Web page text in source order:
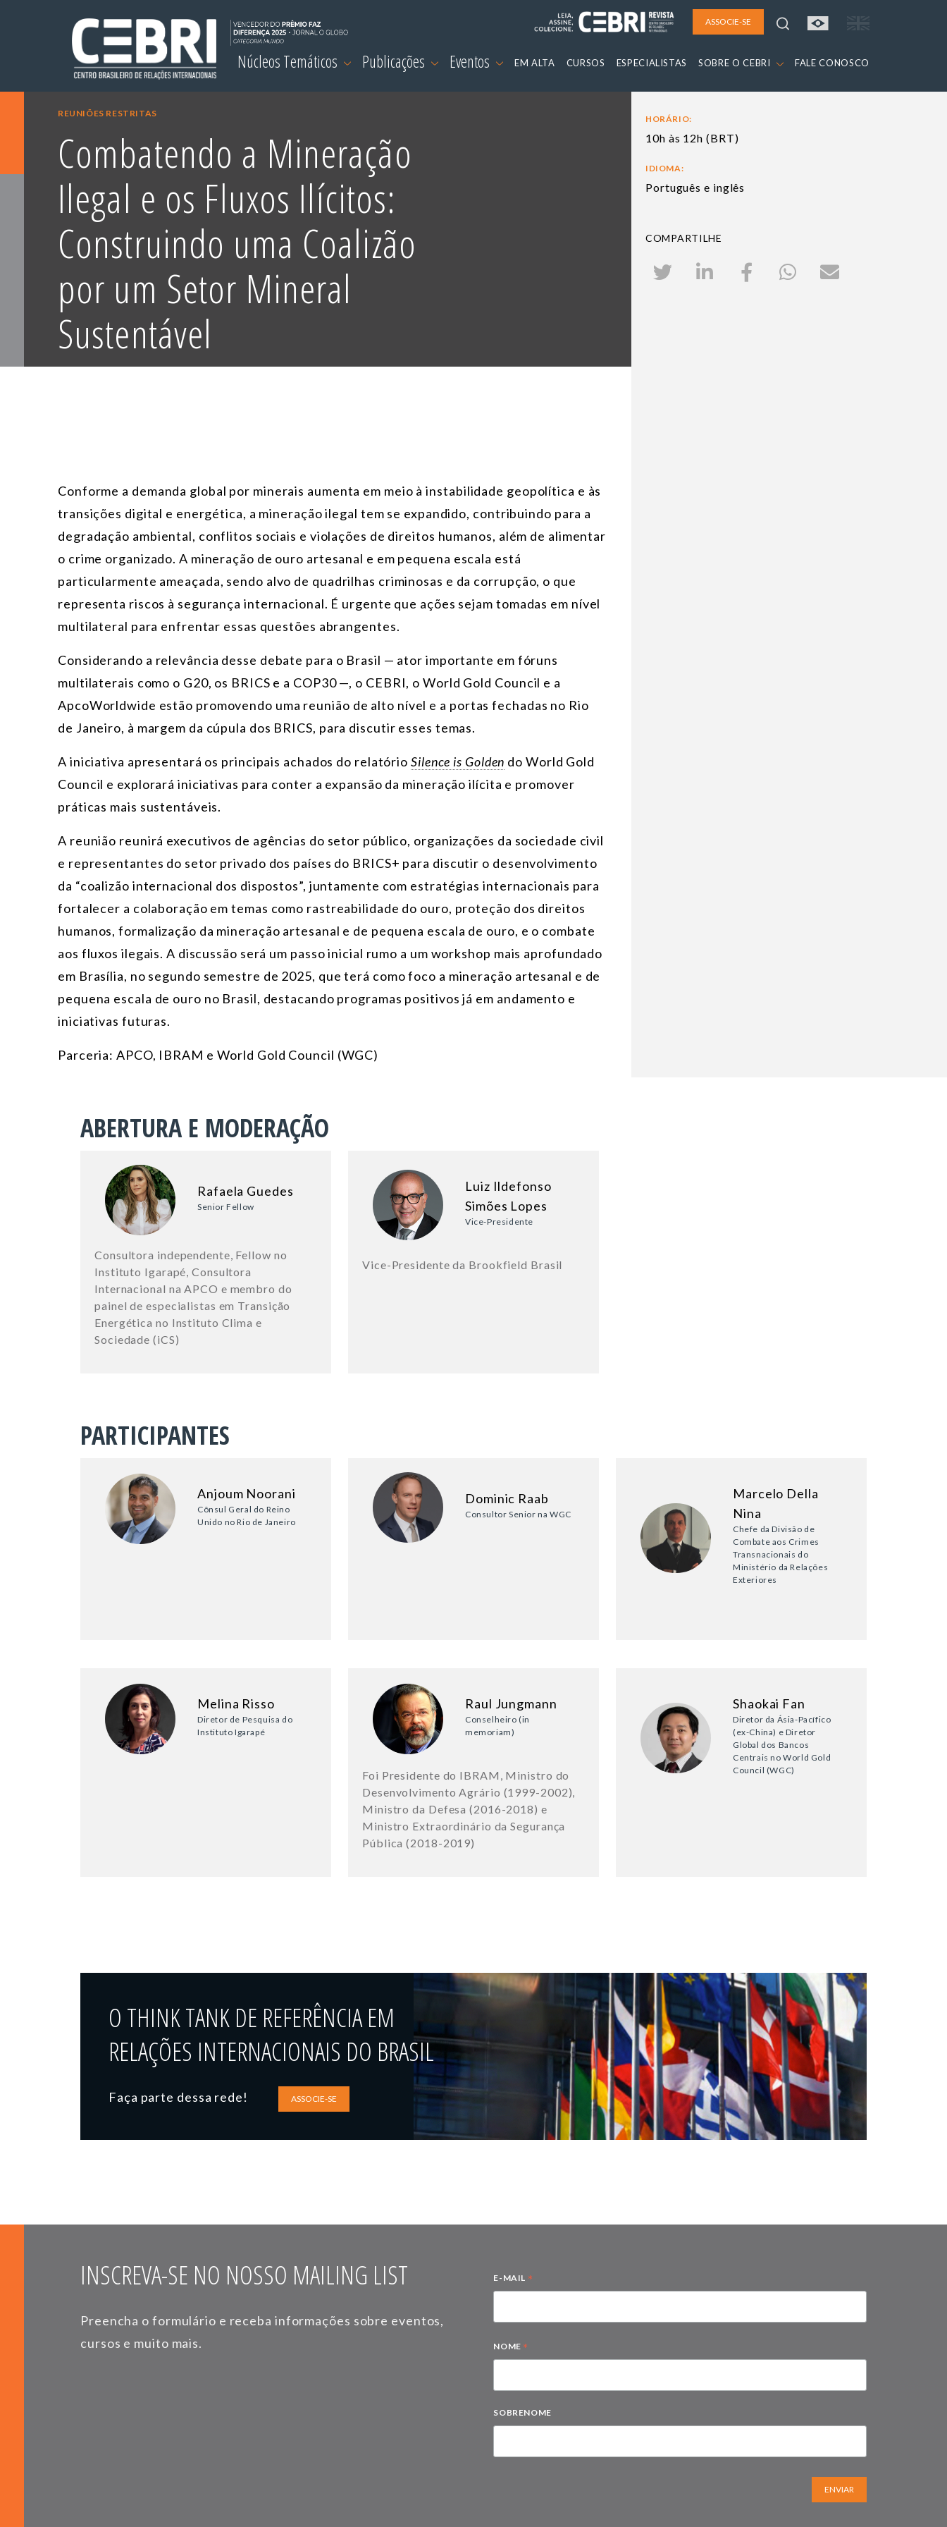
ASSOCIE-SE
Núcleos Temáticos Publicações Eventos EM ALTA CURSOS ESPECIALISTAS SOBRE O CEBRI FALE CONOSCO
REUNIÕES RESTRITAS
Combatendo a Mineração
Ilegal e os Fluxos Ilícitos:
Construindo uma Coalizão
por um Setor Mineral
Sustentável
Conforme a demanda global por minerais aumenta em meio à instabilidade geopolítica e às
transições digital e energética, a mineração ilegal tem se expandido, contribuindo para a
degradação ambiental, conflitos sociais e violações de direitos humanos, além de alimentar
o crime organizado. A mineração de ouro artesanal e em pequena escala está
particularmente ameaçada, sendo alvo de quadrilhas criminosas e da corrupção, o que
representa riscos à segurança internacional. É urgente que ações sejam tomadas em nível
multilateral para enfrentar essas questões abrangentes.
Considerando a relevância desse debate para o Brasil — ator importante em fóruns
multilaterais como o G20, os BRICS e a COP30 —, o CEBRI, o World Gold Council e a
ApcoWorldwide estão promovendo uma reunião de alto nível e a portas fechadas no Rio
de Janeiro, à margem da cúpula dos BRICS, para discutir esses temas.
A iniciativa apresentará os principais achados do relatório Silence is Golden do World Gold
Council e explorará iniciativas para conter a expansão da mineração ilícita e promover
práticas mais sustentáveis.
A reunião reunirá executivos de agências do setor público, organizações da sociedade civil
e representantes do setor privado dos países do BRICS+ para discutir o desenvolvimento
da “coalizão internacional dos dispostos”, juntamente com estratégias internacionais para
fortalecer a colaboração em temas como rastreabilidade do ouro, proteção dos direitos
humanos, formalização da mineração artesanal e de pequena escala de ouro, e o combate
aos fluxos ilegais. A discussão será um passo inicial rumo a um workshop mais aprofundado
em Brasília, no segundo semestre de 2025, que terá como foco a mineração artesanal e de
pequena escala de ouro no Brasil, destacando programas positivos já em andamento e
iniciativas futuras.
Parceria: APCO, IBRAM e World Gold Council (WGC)
HORÁRIO:
10h às 12h (BRT)
IDIOMA:
Português e inglês
COMPARTILHE
ABERTURA E MODERAÇÃO
Rafaela Guedes
Senior Fellow
Consultora independente, Fellow no
Instituto Igarapé, Consultora
Internacional na APCO e membro do
painel de especialistas em Transição
Energética no Instituto Clima e
Sociedade (iCS)
Luiz Ildefonso
Simões Lopes
Vice-Presidente
Vice-Presidente da Brookfield Brasil
PARTICIPANTES
Anjoum Noorani
Cônsul Geral do Reino
Unido no Rio de Janeiro
Dominic Raab
Consultor Senior na WGC
Marcelo Della
Nina
Chefe da Divisão de
Combate aos Crimes
Transnacionais do
Ministério da Relações
Exteriores
Melina Risso
Diretor de Pesquisa do
Instituto Igarapé
Raul Jungmann
Conselheiro (in
memoriam)
Foi Presidente do IBRAM, Ministro do
Desenvolvimento Agrário (1999-2002),
Ministro da Defesa (2016-2018) e
Ministro Extraordinário da Segurança
Pública (2018-2019)
Shaokai Fan
Diretor da Ásia-Pacífico
(ex-China) e Diretor
Global dos Bancos
Centrais no World Gold
Council (WGC)
O THINK TANK DE REFERÊNCIA EM
RELAÇÕES INTERNACIONAIS DO BRASIL
Faça parte dessa rede! ASSOCIE-SE
INSCREVA-SE NO NOSSO MAILING LIST
Preencha o formulário e receba informações sobre eventos,
cursos e muito mais.
E-MAIL *
NOME *
SOBRENOME
ENVIAR